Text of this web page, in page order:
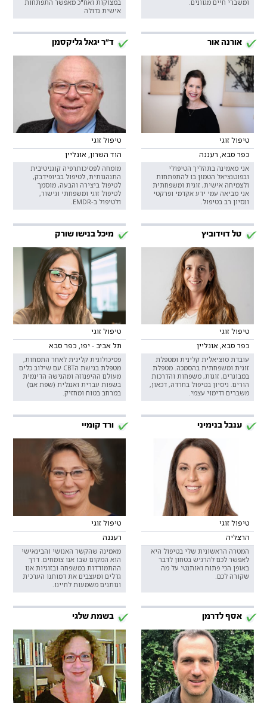
ומשברי חיים מגוונים.
במצוקות ואח"כ מאפשר התפתחות
אישית גדולה
אורנה אור
טיפול זוגי
כפר סבא, רעננה
אני מאמינה בתהליך הטיפולי
ובפוטנציאל הטמון בו להתפתחות
ולצמיחה אישית, זוגית ומשפחתית
אני מביאה עמי ידע אקדמי ופרקטי
ונסיון רב בטיפול.
ד"ר יגאל גליקסמן
טיפול זוגי
הוד השרון, אונליין
מומחה לפסיכותרפיה קוגניטיבית
התנהגותית, לטיפול בביופידבק,
לטיפול ביצירה והבעה, מוסמך
לטיפול זוגי ומשפחתי וגישור,
ולטיפול ב-EMDR.
טל דוידוביץ
טיפול זוגי
כפר סבא, אונליין
עובדת סוציאלית קלינית ומטפלת
זוגית ומשפחתית בהסמכה. מטפלת
במבוגרים, זוגות, משפחות והדרכות
הורים. ניסיון בטיפול בחרדה, דכאון,
משברים ודימוי עצמי.
מיכל בנישו שורק
טיפול זוגי
תל אביב - יפו, כפר סבא
פסיכולוגית קלינית לאחר התמחות,
מטפלת בגישת הCBT עם שילוב כלים
מעולם ההיפנוזה ומהגישה הדינמית
בשפות עברית ואנגלית (שפת אם)
במרחב בטוח ומחזיק.
ענבל בנימיני
טיפול זוגי
הרצליה
המטרה הראשונית שלי בטיפול היא
לאפשר לכם להרגיש בטחון לדבר
באופן הכי פתוח ואותנטי על מה
שקורה לכם.
ורד קומיי
טיפול זוגי
רעננה
מאמינה שהקשר האנושי והבינאישי
הוא המקום שבו אנו צומחים. דרך
ההתמודדות במשפחה ובזוגיות אנו
גדלים ומעצבים את דמותנו הערכית
ונותנים משמעות לחיינו.
אסף לדרמן בשמת שלגי